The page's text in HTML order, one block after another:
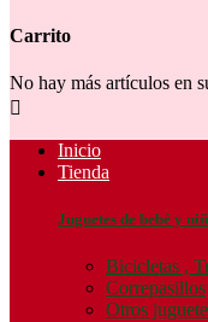
Carrito
No hay más artículos en

Inicio
Tienda
Juguetes de bebé y
Bicicletas ,
Correpasillos
Otros